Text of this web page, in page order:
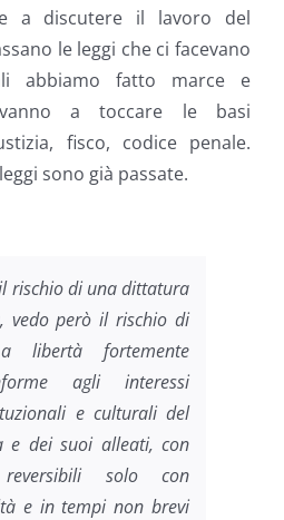
a discutere il lavoro del
le leggi che ci facevano
abbiamo fatto marce e
a toccare le basi
fisco, codice penale.
sono già passate.
rischio di una dittatura
vedo però il rischio di
libertà fortemente
agli interessi
e culturali del
e dei suoi alleati, con
reversibili solo con
e in tempi non brevi